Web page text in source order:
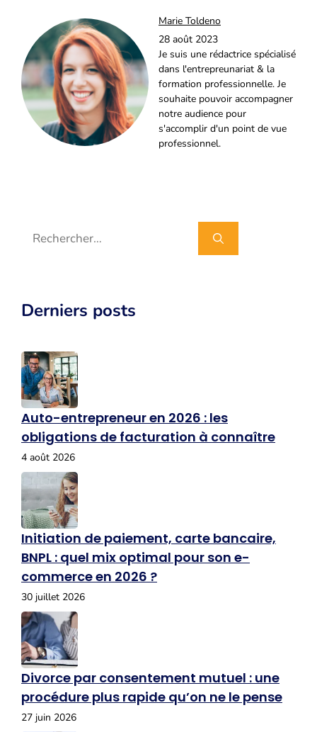
Marie Toldeno
28 août 2023
Je suis une rédactrice spécialisé
dans l'entrepreunariat & la
formation professionnelle. Je
souhaite pouvoir accompagner
notre audience pour
s'accomplir d'un point de vue
professionnel.
Rechercher :
Derniers posts
Auto-entrepreneur en 2026 : les
obligations de facturation à connaître
4 août 2026
Initiation de paiement, carte bancaire,
BNPL : quel mix optimal pour son e-
commerce en 2026 ?
30 juillet 2026
Divorce par consentement mutuel : une
procédure plus rapide qu’on ne le pense
27 juin 2026